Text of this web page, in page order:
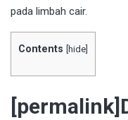
pada limbah cair.
Contents hide